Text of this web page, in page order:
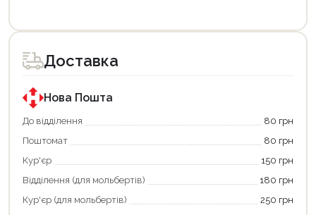
Доставка
Нова Пошта
До відділення
80 грн
Поштомат
80 грн
Кур'єр
150 грн
Відділення (для мольбертів)
180 грн
Кур'єр (для мольбертів)
250 грн